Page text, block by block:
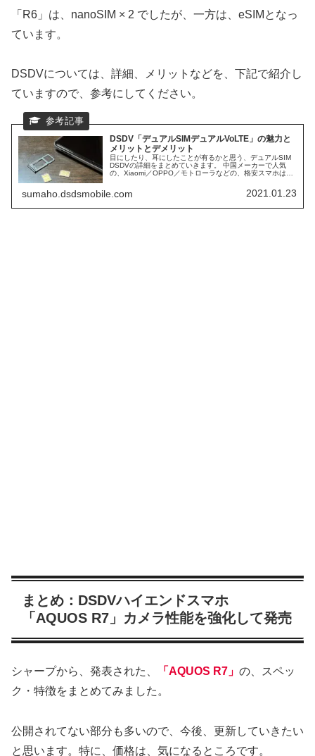
「R6」は、nanoSIM × 2 でしたが、一方は、eSIMとなっ
ています。
DSDVについては、詳細、メリットなどを、下記で紹介し
ていますので、参考にしてください。
DSDV「デュアルSIMデュアルVoLTE」の魅力と
メリットとデメリット
目にしたり、耳にしたことが有るかと思う、デュアルSIM
DSDVの詳細をまとめていきます。 中国メーカーで人気
の、Xiaomi／OPPO／モトローラなどの、格安スマホは、
ド、AQUOS／Xperiaなども、DSDVに対応スマホが多くな
っています。 そして、日本シェアNo1の、iPhoneも、デュ
sumaho.dsdsmobile.com 2021.01.23
まとめ：DSDVハイエンドスマホ
「AQUOS R7」カメラ性能を強化して発売
シャープから、発表された、 「AQUOS R7」 の、スペッ
ク・特徴をまとめてみました。
公開されてない部分も多いので、今後、更新していきたい
と思います。特に、価格は、気になるところです。